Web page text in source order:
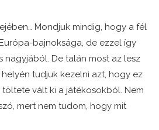
Mondjuk mindig, hogy a fél
bajnoksága, de ezzel így
nagyjából. De talán most az lesz
tudjuk kezelni azt, hogy ez
töltete vált ki a játékosokból. Nem
mert nem tudom, hogy mit